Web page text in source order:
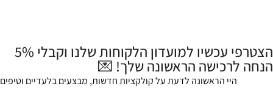
הצטרפי עכשיו למועדון הלקוחות שלנו וקבלי 5%
הנחה לרכישה הראשונה שלך! 💌
היי הראשונה לדעת על קולקציות חדשות, מבצעים בלעדיים וטיפים